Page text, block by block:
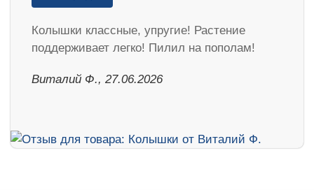
Колышки классные, упругие! Растение
поддерживает легко! Пилил на пополам!
Виталий Ф., 27.06.2026